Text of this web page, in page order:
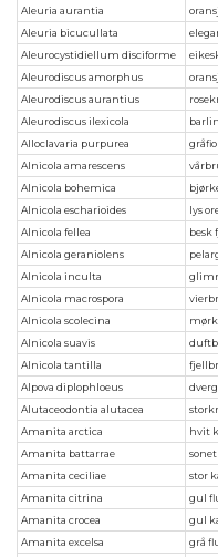
Aleuria aurantia
Aleuria bicucullata
Aleurocystidiellum disciforme
Aleurodiscus amorphus
Aleurodiscus aurantius
Aleurodiscus ilexicola
Alloclavaria purpurea
Alnicola amarescens
Alnicola bohemica
Alnicola escharioides
lys
Alnicola fellea
besk
Alnicola geraniolens
Alnicola inculta
Alnicola macrospora
Alnicola scolecina
Alnicola suavis
Alnicola tantilla
Alpova diplophloeus
Alutaceodontia alutacea
Amanita arctica
hvit
Amanita battarrae
Amanita ceciliae
stor
Amanita citrina
gul
Amanita crocea
gul
Amanita excelsa
grå